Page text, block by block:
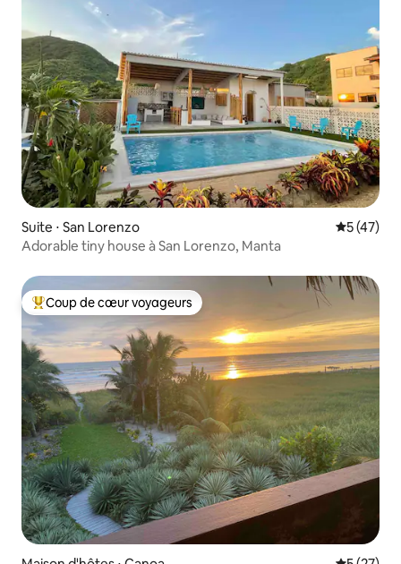
Suite ⋅ San Lorenzo
5 (47)
Adorable tiny house à San Lorenzo, Manta
Coups de cœur voyageurs les plus appréciés
Coup de cœur voyageurs